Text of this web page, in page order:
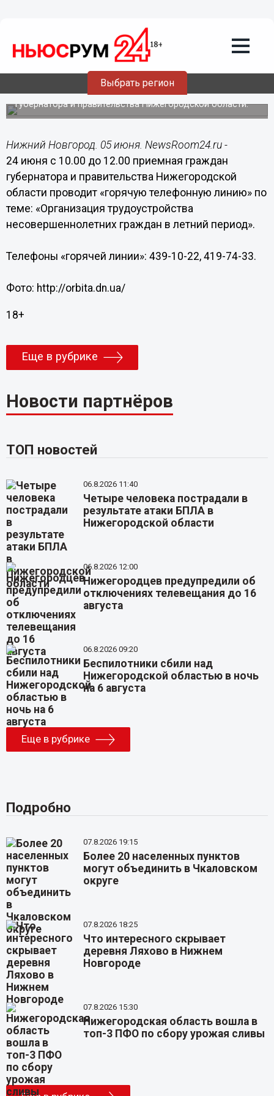
Выбрать регион
"Горячая телефонная линия" по
трудоустройству подростков летом
пройдет в Нижнем Новгороде
Организует "горячую линию" приемная граждан
губернатора и правительства Нижегородской области.
Нижний Новгород. 05 июня. NewsRoom24.ru -
24 июня с 10.00 до 12.00 приемная граждан
губернатора и правительства Нижегородской
области проводит «горячую телефонную линию» по
теме: «Организация трудоустройства
несовершеннолетних граждан в летний период».
Телефоны «горячей линии»: 439-10-22, 419-74-33.
Фото: http://orbita.dn.ua/
18+
Еще в рубрике
Новости партнёров
ТОП новостей
06.8.2026 11:40
Четыре человека пострадали в
результате атаки БПЛА в
Нижегородской области
06.8.2026 12:00
Нижегородцев предупредили об
отключениях телевещания до 16
августа
06.8.2026 09:20
Беспилотники сбили над
Нижегородской областью в ночь
на 6 августа
Еще в рубрике
Подробно
07.8.2026 19:15
Более 20 населенных пунктов
могут объединить в Чкаловском
округе
07.8.2026 18:25
Что интересного скрывает
деревня Ляхово в Нижнем
Новгороде
07.8.2026 15:30
Нижегородская область вошла в
топ-3 ПФО по сбору урожая сливы